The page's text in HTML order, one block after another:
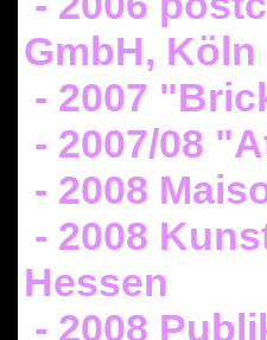
GmbH, Köln
- 2007
- 2007/08
- 2008
- 2008
Hessen
- 2008